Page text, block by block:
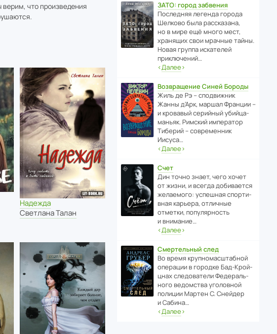
верим, что произведения
Надежда
Светлана Талан
ЗАТО: город забвения
После­дняя легенда города
Шелково была расска­зана,
но в мире ещё много мест,
хранящих свои мрачные тайны.
Новая группа иска­телей
приключений…
‹Далее›
Возвращение Синей Бороды
Жиль де Рэ – спод­ви­жник
Жанны д’Арк, маршал Франции –
и кровавый серийный убийца-
маньяк. Римский импе­ратор
Тиберий – совре­менник
Иисуса…
‹Далее›
Счет
Дин точно знает, чего хочет
от жизни, и всегда доби­ва­ется
жела­е­мого: успе­шная спор­ти­
вная карьера, отли­чные
отметки, попу­ля­р­ность
и внимание…
‹Далее›
Смертельный след
Во время круп­но­мас­ш­та­бной
операции в городке Бад‑Крой­
цнах следо­ва­тели Феде­раль­
ного ведомства уголо­вной
полиции Мартен С. Снейдер
и Сабина…
‹Далее›